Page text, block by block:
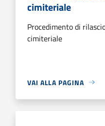
cimiteriale
Procedimento di
cimiteriale
VAI ALLA PAGINA